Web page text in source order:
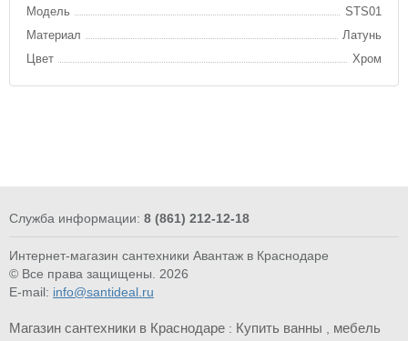
Модель
STS01
Материал
Латунь
Цвет
Хром
Служба информации: 8 (861) 212-12-18
Интернет-магазин сантехники Авантаж в Краснодаре
© Все права защищены. 2026
E-mail: info@santideal.ru
Магазин сантехники в Краснодаре : Купить ванны
мебель